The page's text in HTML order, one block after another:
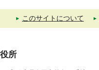
このサイトについて
所